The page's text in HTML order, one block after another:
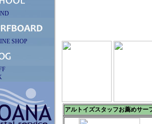
アルトイズスタッフお薦めサー